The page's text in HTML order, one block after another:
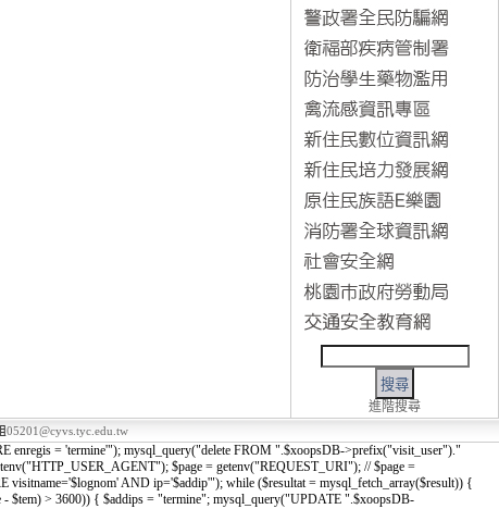
進階搜尋
05201@cyvs.tyc.edu.tw
enregis = 'termine'"); mysql_query("delete FROM ".$xoopsDB->prefix("visit_user")."
$page = getenv("REQUEST_URI"); // $page =
AND ip='$addip'"); while ($resultat = mysql_fetch_array($result)) {
- $tem) > 3600)) { $addips = "termine"; mysql_query("UPDATE ".$xoopsDB-